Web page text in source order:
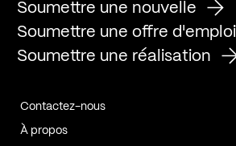
Soumettre une nouvelle
Soumettre une offre d'emploi
Soumettre une réalisation
Contactez-nous
À propos